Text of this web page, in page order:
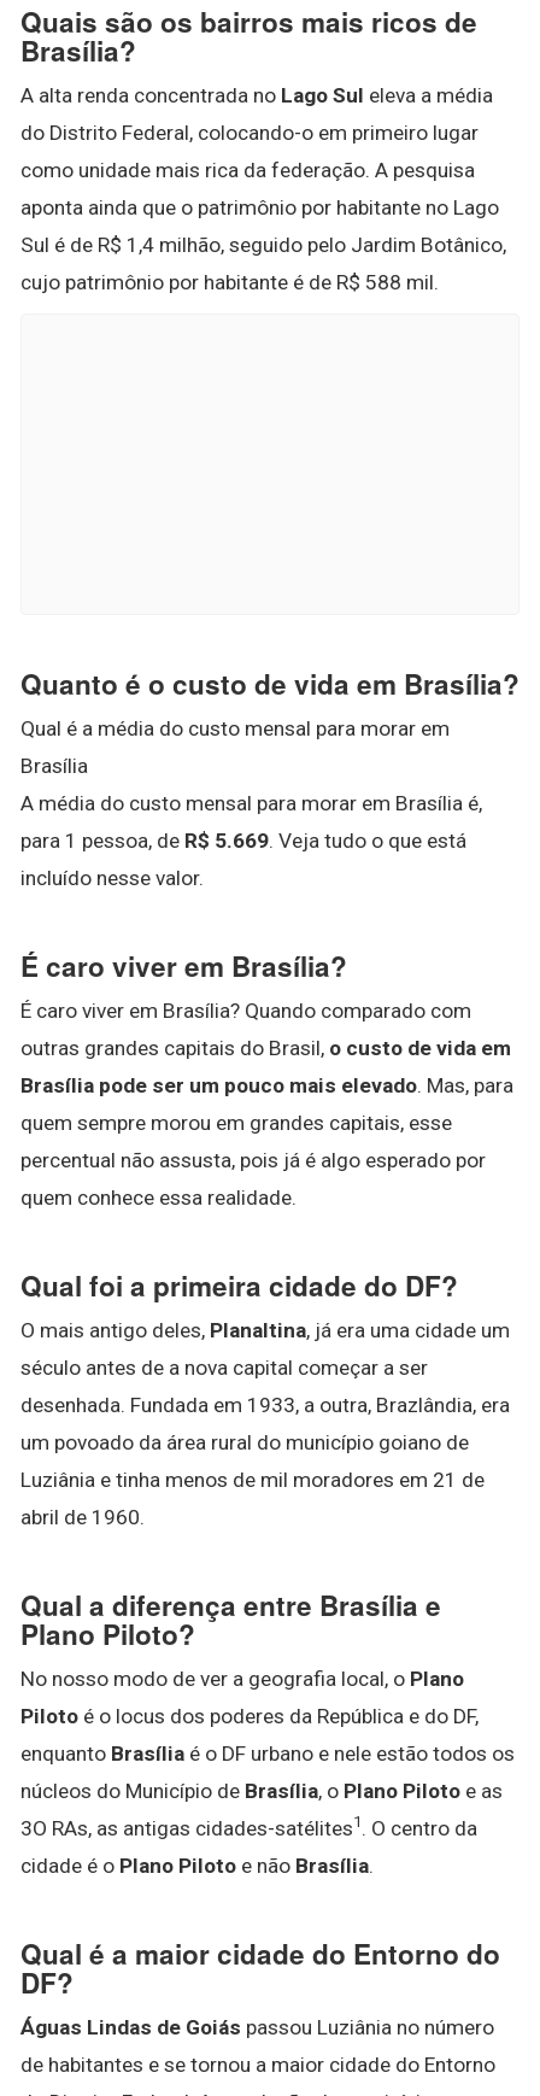
Quais são os bairros mais ricos de
Brasília?
A alta renda concentrada no Lago Sul eleva a média
do Distrito Federal, colocando-o em primeiro lugar
como unidade mais rica da federação. A pesquisa
aponta ainda que o patrimônio por habitante no Lago
Sul é de R$ 1,4 milhão, seguido pelo Jardim Botânico,
cujo patrimônio por habitante é de R$ 588 mil.
Quanto é o custo de vida em Brasília?
Qual é a média do custo mensal para morar em
Brasília
A média do custo mensal para morar em Brasília é,
para 1 pessoa, de R$ 5.669. Veja tudo o que está
incluído nesse valor.
É caro viver em Brasília?
É caro viver em Brasília? Quando comparado com
outras grandes capitais do Brasil, o custo de vida em
Brasília pode ser um pouco mais elevado. Mas, para
quem sempre morou em grandes capitais, esse
percentual não assusta, pois já é algo esperado por
quem conhece essa realidade.
Qual foi a primeira cidade do DF?
O mais antigo deles, Planaltina, já era uma cidade um
século antes de a nova capital começar a ser
desenhada. Fundada em 1933, a outra, Brazlândia, era
um povoado da área rural do município goiano de
Luziânia e tinha menos de mil moradores em 21 de
abril de 1960.
Qual a diferença entre Brasília e
Plano Piloto?
No nosso modo de ver a geografia local, o Plano
Piloto é o locus dos poderes da República e do DF,
enquanto Brasília é o DF urbano e nele estão todos os
núcleos do Município de Brasília, o Plano Piloto e as
3O RAs, as antigas cidades-satélites1 . O centro da
cidade é o Plano Piloto e não Brasília.
Qual é a maior cidade do Entorno do
DF?
Águas Lindas de Goiás passou Luziânia no número
de habitantes e se tornou a maior cidade do Entorno